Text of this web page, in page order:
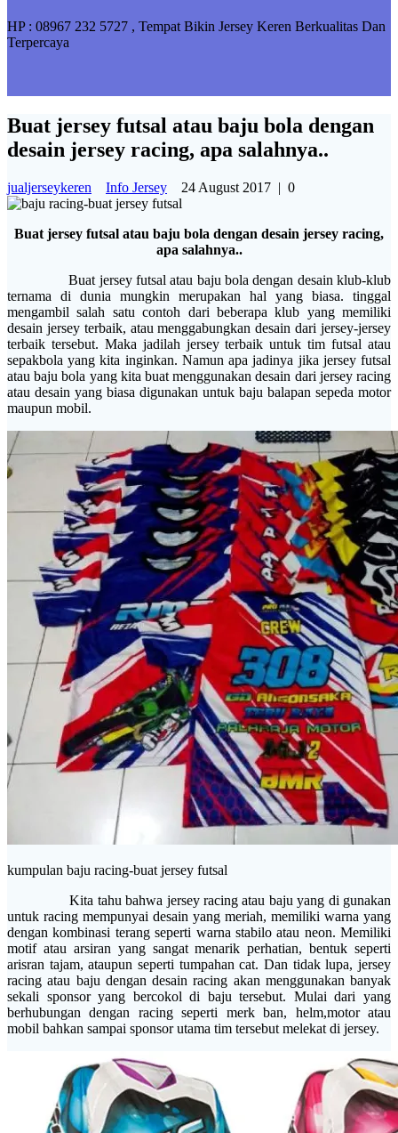
HP : 08967 232 5727 , Tempat Bikin Jersey Keren Berkualitas Dan
Terpercaya
Buat jersey futsal atau baju bola dengan
desain jersey racing, apa salahnya..
jualjerseykeren Info Jersey 24 August 2017 | 0
Buat jersey futsal atau baju bola dengan desain jersey racing,
apa salahnya..
Buat jersey futsal atau baju bola dengan desain klub-klub
ternama di dunia mungkin merupakan hal yang biasa. tinggal
mengambil salah satu contoh dari beberapa klub yang memiliki
desain jersey terbaik, atau menggabungkan desain dari jersey-jersey
terbaik tersebut. Maka jadilah jersey terbaik untuk tim futsal atau
sepakbola yang kita inginkan. Namun apa jadinya jika jersey futsal
atau baju bola yang kita buat menggunakan desain dari jersey racing
atau desain yang biasa digunakan untuk baju balapan sepeda motor
maupun mobil.
kumpulan baju racing-buat jersey futsal
Kita tahu bahwa jersey racing atau baju yang di gunakan
untuk racing mempunyai desain yang meriah, memiliki warna yang
dengan kombinasi terang seperti warna stabilo atau neon. Memiliki
motif atau arsiran yang sangat menarik perhatian, bentuk seperti
arisran tajam, ataupun seperti tumpahan cat. Dan tidak lupa, jersey
racing atau baju dengan desain racing akan menggunakan banyak
sekali sponsor yang bercokol di baju tersebut. Mulai dari yang
berhubungan dengan racing seperti merk ban, helm,motor atau
mobil bahkan sampai sponsor utama tim tersebut melekat di jersey.